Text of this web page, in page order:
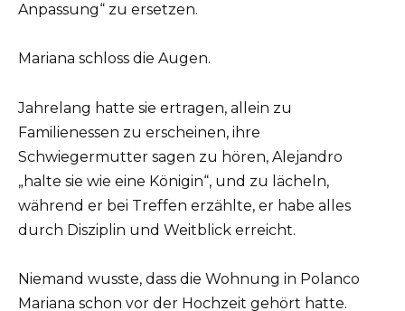
Anpassung“ zu ersetzen.
Mariana schloss die Augen.
Jahrelang hatte sie ertragen, allein zu
Familienessen zu erscheinen, ihre
Schwiegermutter sagen zu hören, Alejandro
„halte sie wie eine Königin“, und zu lächeln,
während er bei Treffen erzählte, er habe alles
durch Disziplin und Weitblick erreicht.
Niemand wusste, dass die Wohnung in Polanco
Mariana schon vor der Hochzeit gehört hatte.